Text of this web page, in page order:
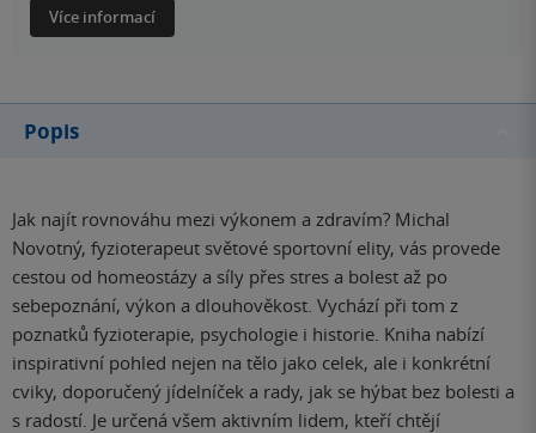
Více informací
Popis
Jak najít rovnováhu mezi výkonem a zdravím? Michal
Novotný, fyzioterapeut světové sportovní elity, vás provede
cestou od homeostázy a síly přes stres a bolest až po
sebepoznání, výkon a dlouhověkost. Vychází při tom z
poznatků fyzioterapie, psychologie i historie. Kniha nabízí
inspirativní pohled nejen na tělo jako celek, ale i konkrétní
cviky, doporučený jídelníček a rady, jak se hýbat bez bolesti a
s radostí. Je určená všem aktivním lidem, kteří chtějí